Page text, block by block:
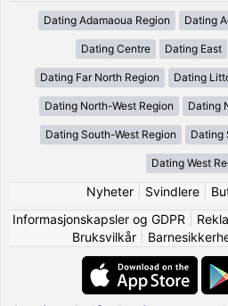
Dating Adamaoua Region Dating
Dating Centre Dating East
Dating Far North Region Dating
Dating North-West Region Dating
Dating South-West Region Dating
Dating West
Nyheter| Svindlere|
Informasjonskapsler og GDPR
Bruksvilkår